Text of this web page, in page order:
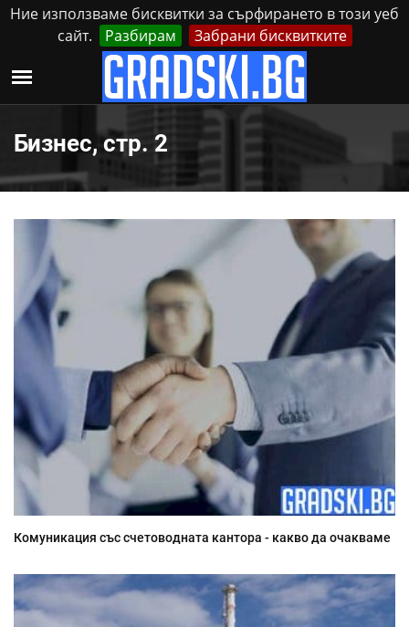
Ние използваме бисквитки за сърфирането в този уеб
сайт.
Разбирам Забрани бисквитките
Неделя, 9 Август, 2026 Реклама Контакти
Бизнес, стр. 2
Комуникация със счетоводната кантора - какво да очакваме